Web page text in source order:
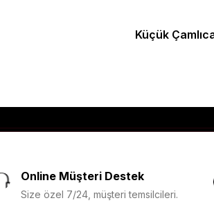
Küçük
Online Müşteri Destek
Size özel 7/24, müşteri temsilcileri.